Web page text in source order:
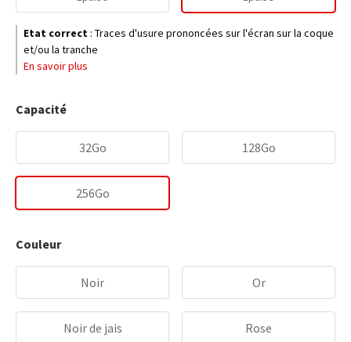
Etat correct : Traces d'usure prononcées sur l'écran sur la coque
et/ou la tranche
En savoir plus
Capacité
32Go 128Go
256Go
Couleur
Noir Or
Noir de jais Rose